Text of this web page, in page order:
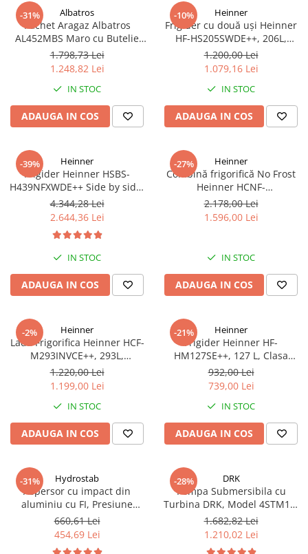
-31% Albatros
Pachet Aragaz Albatros
AL452MBS Maro cu Butelie
GPL 26L și Regulator Gaz – 4
Arzătoare pe Gaz, Cuptor pe
Gaz, Siguranță Plită + Cuptor,
Geam Dublu la Cuptor, Tava și
Grătar Cuptor
1.798,73 Lei
1.248,82 Lei
IN STOC
ADAUGA IN COS
-10% Heinner
Frigider cu două uși Heinner
HF-HS205SWDE++, 206L,
Dozator de apă, Clasa E,
Argintiu
1.200,00 Lei
1.079,16 Lei
IN STOC
ADAUGA IN COS
-39% Heinner
Frigider Heinner HSBS-
H439NFXWDE++ Side by side,
433 l, No Frost, Dozator de
apa, Functie smart, Functie
congelare si racire rapida,
Clasa E, H 176.5 cm, inox
4.344,28 Lei
2.644,36 Lei
IN STOC
ADAUGA IN COS
-27% Heinner
Combină frigorifică No Frost
Heinner HCNF-
HM293INVXE++, 293L,
Compresor Inverter, Clasa E,
Uși Reversibile, Aspect Inox
2.178,00 Lei
1.596,00 Lei
IN STOC
ADAUGA IN COS
-2% Heinner
Lada Frigorifica Heinner HCF-
M293INVCE++, 293L,
Convertibila
Frigider/Congelator,
Compresor Inverter, Clasa
Energetica E, 2 Cosuri, Lumina
LED, Alb
1.220,00 Lei
1.199,00 Lei
IN STOC
ADAUGA IN COS
-21% Heinner
Frigider Heinner HF-
HM127SE++, 127 L, Clasa
energetică E, Dezghețare
automată, Control mecanic cu
termostat ajustabil, Ușă
reversibilă, LED, Argintiu
932,00 Lei
739,00 Lei
IN STOC
ADAUGA IN COS
-31% Hydrostab
Aspersor cu impact din
aluminiu cu FI, Presiune
(bar)1.5-5, Diametru de
aspersie (m)32-58
660,61 Lei
454,69 Lei
-28% DRK
Pompa Submersibila cu
Turbina DRK, Model 4STM10-
12, ieșire pe 2 Țoli, refulare la
74 m, putere 1.8kW 2.5cp, 12
turbine, debit 14400 m/h
1.682,82 Lei
1.210,02 Lei